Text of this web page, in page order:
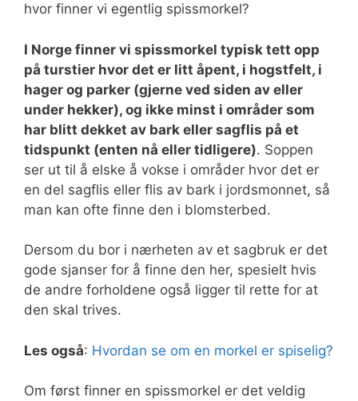
hvor finner vi egentlig spissmorkel?
I Norge finner vi spissmorkel typisk tett opp
på turstier hvor det er litt åpent, i hogstfelt, i
hager og parker (gjerne ved siden av eller
under hekker), og ikke minst i områder som
har blitt dekket av bark eller sagflis på et
tidspunkt (enten nå eller tidligere). Soppen
ser ut til å elske å vokse i områder hvor det er
en del sagflis eller flis av bark i jordsmonnet, så
man kan ofte finne den i blomsterbed.
Dersom du bor i nærheten av et sagbruk er det
gode sjanser for å finne den her, spesielt hvis
de andre forholdene også ligger til rette for at
den skal trives.
Les også: Hvordan se om en morkel er spiselig?
Om først finner en spissmorkel er det veldig